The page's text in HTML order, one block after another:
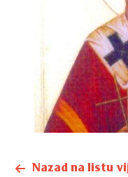
Nazad na listu